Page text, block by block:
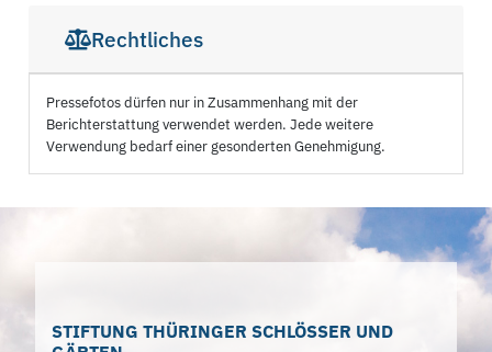
Rechtliches
Pressefotos dürfen nur in Zusammenhang mit der
Berichterstattung verwendet werden. Jede weitere
Verwendung bedarf einer gesonderten Genehmigung.
STIFTUNG THÜRINGER SCHLÖSSER UND